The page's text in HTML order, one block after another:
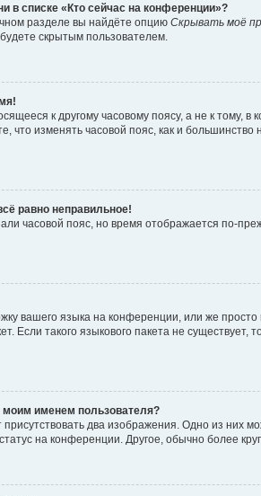
в списке «Кто сейчас на конференции»?
разделе вы найдёте опцию Скрывать моё
скрытым пользователем.
к другому часовому поясу, а не к тому,
что изменять часовой пояс, как и
равно неправильное!
часовой пояс, но время отображается по-
вашего языка на конференции, или же
Если такого языкового пакета не
именем пользователя?
два изображения. Одно из них
на конференции. Другое, обычно более